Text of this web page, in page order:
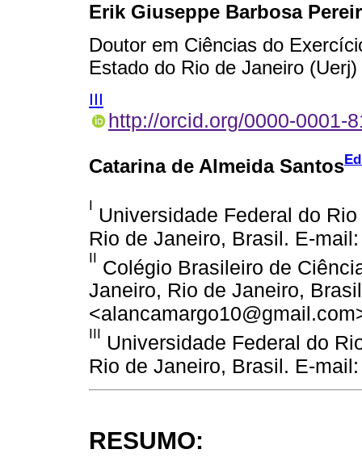
Erik Giuseppe Barbosa
Doutor em Ciências do
Estado do Rio de Janeiro (Uerj)
III
http://orcid.org/0000-0001-
Catarina de Almeida Santos
I Universidade Federal do
Rio de Janeiro, Brasil. E-
II Colégio Brasileiro de
Janeiro, Rio de Janeiro,
III Universidade Federal do
Rio de Janeiro, Brasil. E-
RESUMO: